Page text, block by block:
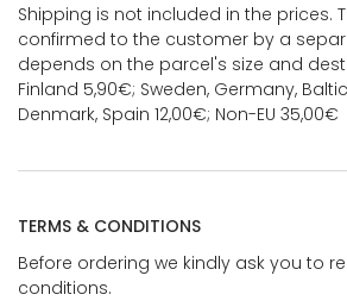
Shipping is not included in the prices.
confirmed to the customer by a
depends on the parcel's size and
Finland 5,90€; Sweden, Germany,
Denmark, Spain 12,00€; Non-EU 35,00€
TERMS & CONDITIONS
Before ordering we kindly ask you to
conditions.